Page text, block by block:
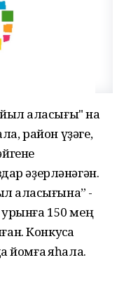
ҡаласығы" на
район үҙәге,
әҙерләнәгән.
ҡаласығына” -
урынға 150 мең
Конкусҡа
яһала.